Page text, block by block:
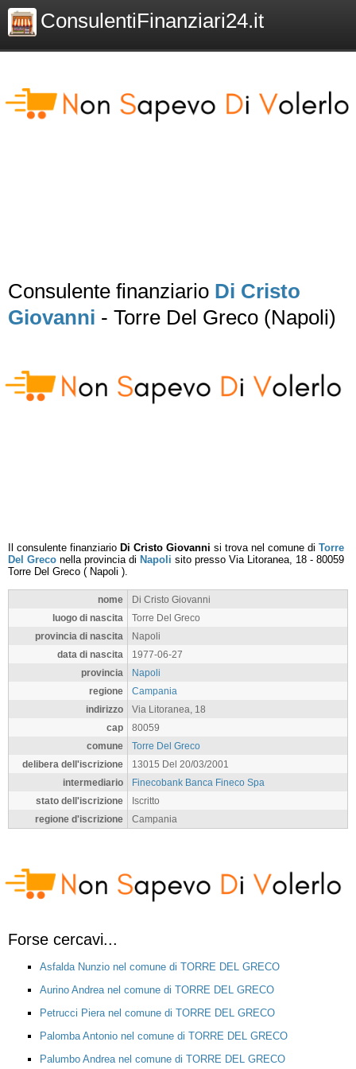
ConsulentiFinanziari24.it
Consulente finanziario Di Cristo
Giovanni - Torre Del Greco (Napoli)
Il consulente finanziario Di Cristo Giovanni si trova nel comune di Torre
Del Greco nella provincia di Napoli sito presso Via Litoranea, 18 - 80059
Torre Del Greco ( Napoli ).
nome
Di Cristo Giovanni
luogo di nascita
Torre Del Greco
provincia di nascita
Napoli
data di nascita
1977-06-27
provincia
Napoli
regione
Campania
indirizzo
Via Litoranea, 18
cap
80059
comune
Torre Del Greco
delibera dell'iscrizione
13015 Del 20/03/2001
intermediario
Finecobank Banca Fineco Spa
stato dell'iscrizione
Iscritto
regione d'iscrizione
Campania
Forse cercavi...
Asfalda Nunzio nel comune di TORRE DEL GRECO
Aurino Andrea nel comune di TORRE DEL GRECO
Petrucci Piera nel comune di TORRE DEL GRECO
Palomba Antonio nel comune di TORRE DEL GRECO
Palumbo Andrea nel comune di TORRE DEL GRECO